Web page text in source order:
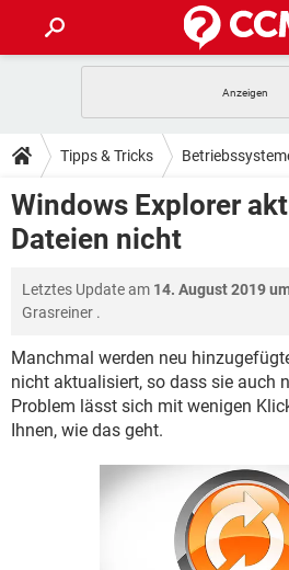
ANDROID IOS
WINDOWS 10
WHATSAPP
TIPPS & TRICKS
SPIELE
ANDROID IOS
WHATSAPP
DOWNLOADS
SPIELE
WINDOWS 10
WHATSAPP
FACEBOOK
FORUM
SPIELE
WINDOWS 10
WHATSAPP
FACEBOOK
LEXIKON
SPIELE
ANDROID IOS
WINDOWS 10
Tipps & Tricks
Windows Explorer
Dateien nicht
Letztes Update am 14. August 2019
Grasreiner .
Manchmal werden neu
nicht aktualisiert, so dass sie auch
Problem lässt sich mit wenigen
Ihnen, wie das geht.